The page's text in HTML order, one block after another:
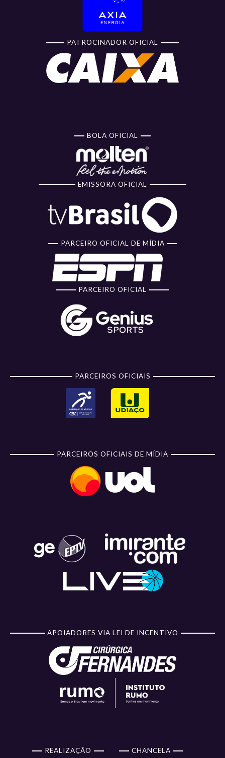
PATROCINADOR OFICIAL
BOLA OFICIAL
EMISSORA OFICIAL
PARCEIRO OFICIAL DE MÍDIA
PARCEIRO OFICIAL
PARCEIROS OFICIAIS
PARCEIROS OFICIAIS DE MÍDIA
APOIADORES VIA LEI DE INCENTIVO
REALIZAÇÃO CHANCELA